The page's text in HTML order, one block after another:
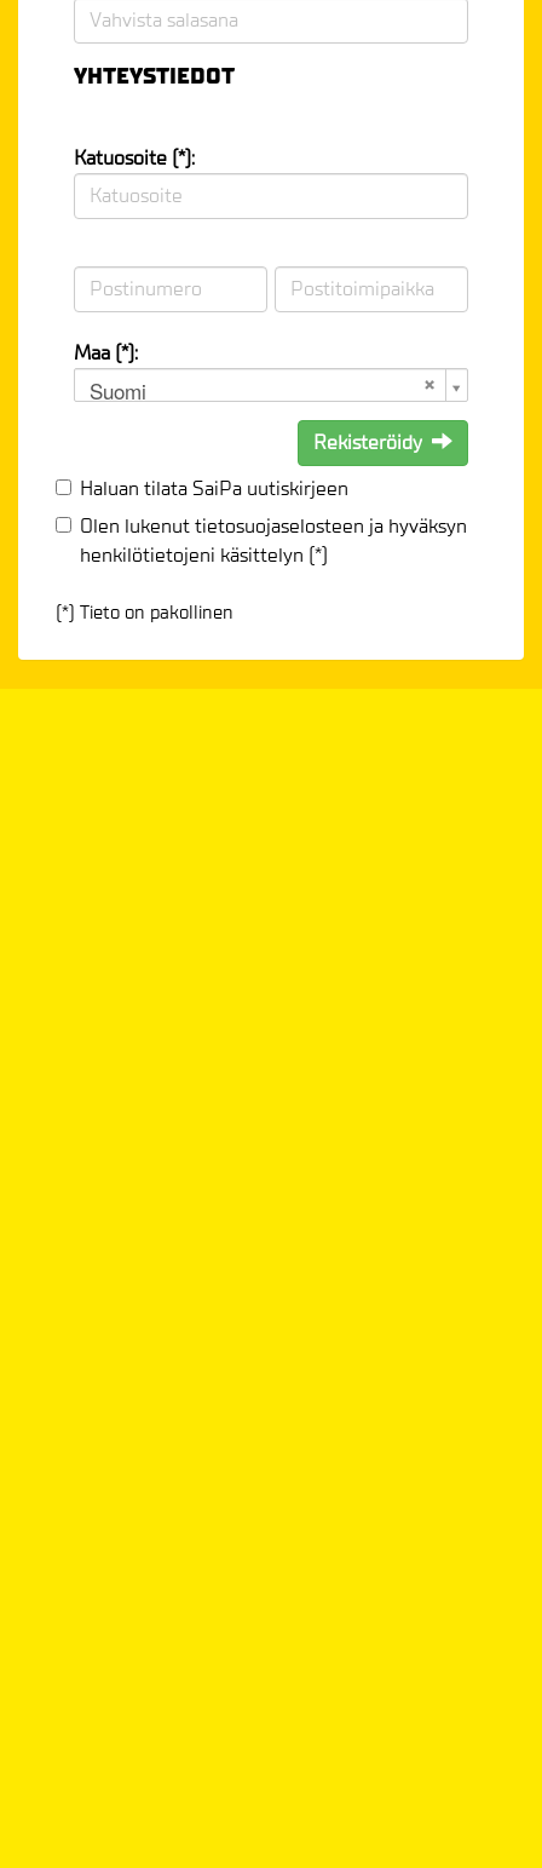
YHTEYSTIEDOT
Katuosoite (*):
Maa (*):
Suomi
Rekisteröidy
Haluan tilata SaiPa uutiskirjeen
Olen lukenuttietosuojaselosteen ja hyväksyn
henkilötietojeni käsittelyn (*)
(*) Tieto on pakollinen